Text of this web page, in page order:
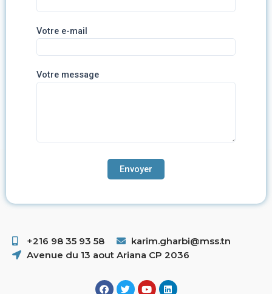
Votre e-mail
Votre message
+216 98 35 93 58 ​
karim.gharbi@mss.tn
Avenue du 13 aout Ariana CP 2036